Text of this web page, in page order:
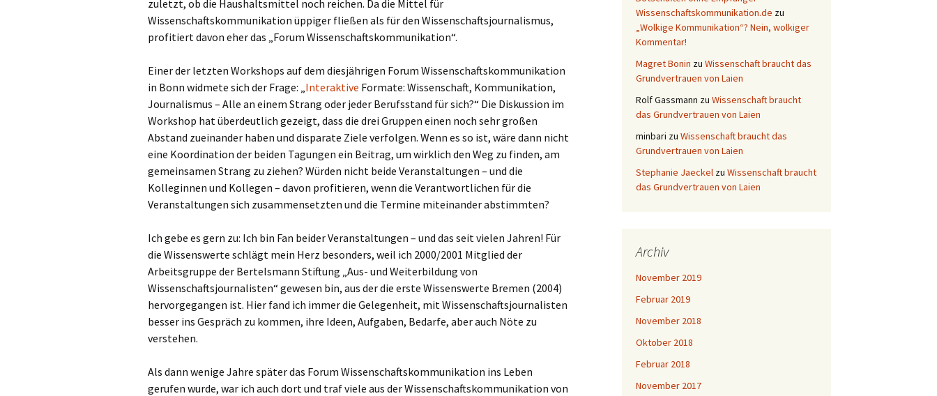
zuletzt, ob die Haushaltsmittel noch reichen. Da die Mittel für
Wissenschaftskommunikation üppiger fließen als für den Wissenschaftsjournalismus,
profitiert davon eher das „Forum Wissenschaftskommunikation“.
Einer der letzten Workshops auf dem diesjährigen Forum Wissenschaftskommunikation
in Bonn widmete sich der Frage: „Interaktive Formate: Wissenschaft, Kommunikation,
Journalismus – Alle an einem Strang oder jeder Berufsstand für sich?“ Die Diskussion im
Workshop hat überdeutlich gezeigt, dass die drei Gruppen einen noch sehr großen
Abstand zueinander haben und disparate Ziele verfolgen. Wenn es so ist, wäre dann nicht
eine Koordination der beiden Tagungen ein Beitrag, um wirklich den Weg zu finden, am
gemeinsamen Strang zu ziehen? Würden nicht beide Veranstaltungen – und die
Kolleginnen und Kollegen – davon profitieren, wenn die Verantwortlichen für die
Veranstaltungen sich zusammensetzten und die Termine miteinander abstimmten?
Ich gebe es gern zu: Ich bin Fan beider Veranstaltungen – und das seit vielen Jahren! Für
die Wissenswerte schlägt mein Herz besonders, weil ich 2000/2001 Mitglied der
Arbeitsgruppe der Bertelsmann Stiftung „Aus- und Weiterbildung von
Wissenschaftsjournalisten“ gewesen bin, aus der die erste Wissenswerte Bremen (2004)
hervorgegangen ist. Hier fand ich immer die Gelegenheit, mit Wissenschaftsjournalisten
besser ins Gespräch zu kommen, ihre Ideen, Aufgaben, Bedarfe, aber auch Nöte zu
verstehen.
Als dann wenige Jahre später das Forum Wissenschaftskommunikation ins Leben
gerufen wurde, war ich auch dort und traf viele aus der Wissenschaftskommunikation von
Wissenschaftskommunikation.de zu
„Wolkige Kommunikation“? Nein, wolkiger
Kommentar!
Magret Bonin zu Wissenschaft braucht das
Grundvertrauen von Laien
Rolf Gassmann zu Wissenschaft braucht
das Grundvertrauen von Laien
minbari zu Wissenschaft braucht das
Grundvertrauen von Laien
Stephanie Jaeckel zu Wissenschaft braucht
das Grundvertrauen von Laien
Archiv
November 2019
Februar 2019
November 2018
Oktober 2018
Februar 2018
November 2017